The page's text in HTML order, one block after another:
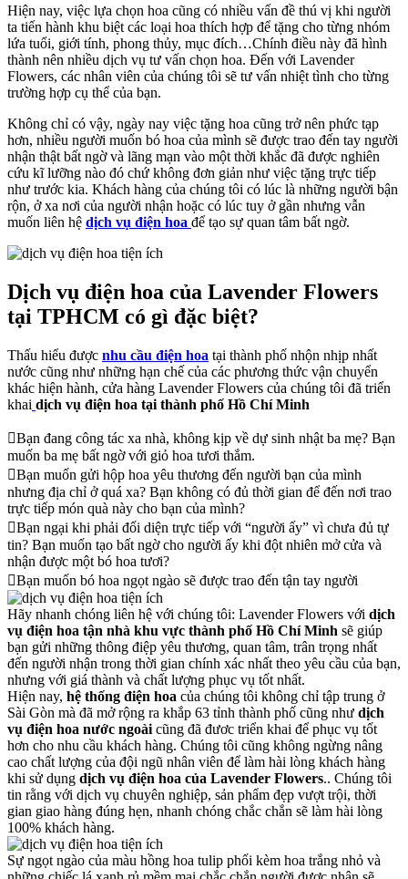
Hiện nay, việc lựa chọn hoa cũng có nhiều vấn đề thú vị khi người
ta tiến hành khu biệt các loại hoa thích hợp để tặng cho từng nhóm
lứa tuổi, giới tính, phong thủy, mục đích…Chính điều này đã hình
thành nên nhiều dịch vụ tư vấn chọn hoa. Đến với Lavender
Flowers, các nhân viên của chúng tôi sẽ tư vấn nhiệt tình cho từng
trường hợp cụ thể của bạn.
Không chỉ có vậy, ngày nay việc tặng hoa cũng trở nên phức tạp
hơn, nhiều người muốn bó hoa của mình sẽ được trao đến tay người
nhận thật bất ngờ và lãng mạn vào một thời khắc đã được nghiên
cứu kĩ lưỡng nào đó chứ không đơn giản như việc tặng trực tiếp
như trước kia. Khách hàng của chúng tôi có lúc là những người bận
rộn, ở xa nơi của người nhận hoặc có lúc tuy ở gần nhưng vẫn
muốn liên hệ dịch vụ điện hoa để tạo sự quan tâm bất ngờ.
Dịch vụ điện hoa của Lavender Flowers
tại TPHCM có gì đặc biệt?
Thấu hiểu được nhu cầu điện hoa tại thành phố nhộn nhịp nhất
nước cũng như những hạn chế của các phương thức vận chuyển
khác hiện hành, cửa hàng Lavender Flowers của chúng tôi đã triển
khai dịch vụ điện hoa tại thành phố Hồ Chí Minh
Bạn đang công tác xa nhà, không kịp về dự sinh nhật ba mẹ? Bạn
muốn ba mẹ bất ngờ với giỏ hoa tươi thắm.
Bạn muốn gửi hộp hoa yêu thương đến người bạn của mình
nhưng địa chỉ ở quá xa? Bạn không có đủ thời gian để đến nơi trao
trực tiếp món quà này cho bạn của mình?
Bạn ngại khi phải đối diện trực tiếp với “người ấy” vì chưa đủ tự
tin? Bạn muốn tạo bất ngờ cho người ấy khi đột nhiên mở cửa và
nhận được một bó hoa tươi?
Bạn muốn bó hoa ngọt ngào sẽ được trao đến tận tay người
Hãy nhanh chóng liên hệ với chúng tôi: Lavender Flowers với dịch
vụ điện hoa tận nhà khu vực thành phố Hồ Chí Minh sẽ giúp
bạn gửi những thông điệp yêu thương, quan tâm, trân trọng nhất
đến người nhận trong thời gian chính xác nhất theo yêu cầu của bạn,
nhưng với giá thành và chất lượng phục vụ tốt nhất.
Hiện nay, hệ thống điện hoa của chúng tôi không chỉ tập trung ở
Sài Gòn mà đã mở rộng ra khắp 63 tỉnh thành phố cũng như dịch
vụ điện hoa nước ngoài cũng đã đươc triển khai để phục vụ tốt
hơn cho nhu cầu khách hàng. Chúng tôi cũng không ngừng nâng
cao chất lượng của đội ngũ nhân viên để làm hài lòng khách hàng
khi sử dụng dịch vụ điện hoa của Lavender Flowers.. Chúng tôi
tin rằng với dịch vụ chuyên nghiệp, sản phẩm đẹp vượt trội, thời
gian giao hàng đúng hẹn, nhanh chóng chắc chắn sẽ làm hài lòng
100% khách hàng.
Sự ngọt ngào của màu hồng hoa tulip phối kèm hoa trắng nhỏ và